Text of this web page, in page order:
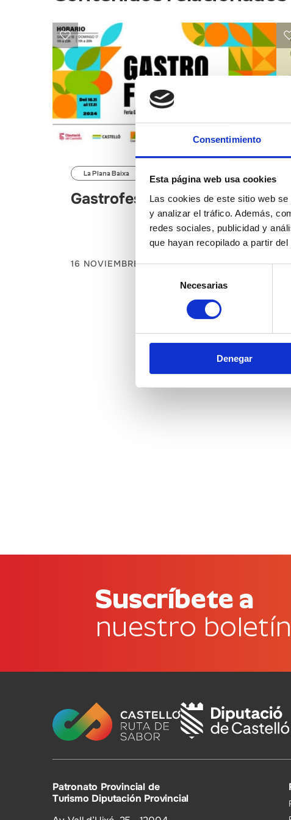
Consentimiento
Esta página web usa cookies
Las cookies de este sitio web
y analizar el tráfico. Además,
redes sociales, publicidad y
que hayan recopilado a partir
consentimiento
Necesarias
Denegar
La Plana Baixa
Gastrofest Castelló Sud
16 NOVIEMBRE 2024
Suscríbete a
nuestro boletín
Patronato Provincial de
Turismo Diputación Provincial